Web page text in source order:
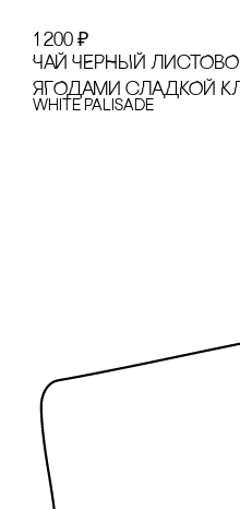
1 200 ₽
ЧАЙ ЧЕРНЫЙ
ЯГОДАМИ сЛАДКОЙ
White Palisade